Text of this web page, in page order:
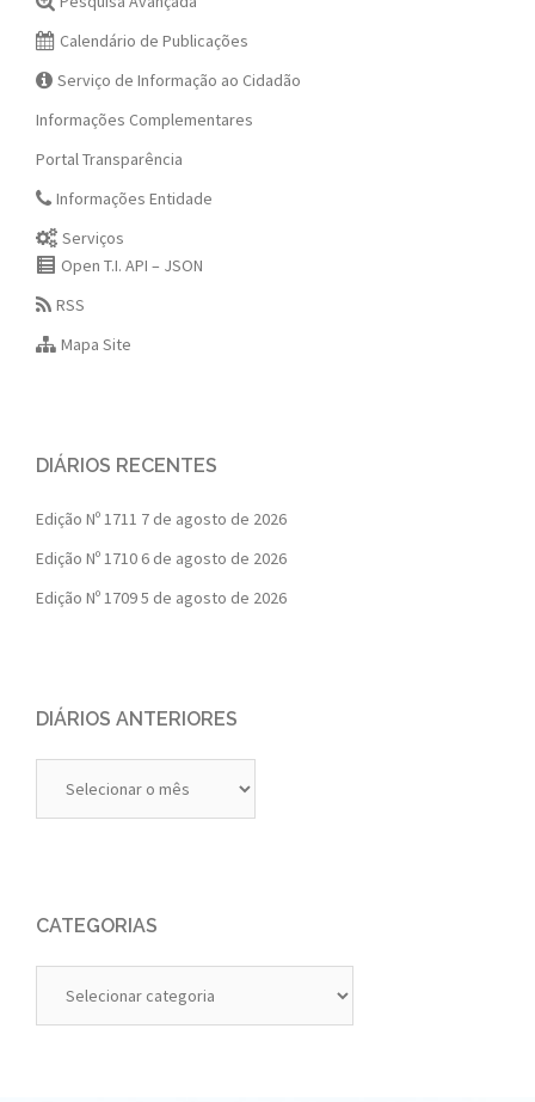
Calendário de Publicações
Serviço de Informação ao Cidadão
Informações Complementares
Portal Transparência
Informações Entidade
Serviços
Open T.I. API – JSON
RSS
Mapa Site
DIÁRIOS RECENTES
Edição Nº 1711 7 de agosto de 2026
Edição Nº 1710 6 de agosto de 2026
Edição Nº 17095 de agosto de 2026
DIÁRIOS ANTERIORES
Anteriores
CATEGORIAS